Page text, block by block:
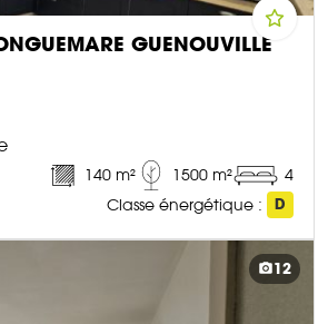
GUENOUVILLE
140 m² 1500 m²
4
Classe énergétique :
D
12